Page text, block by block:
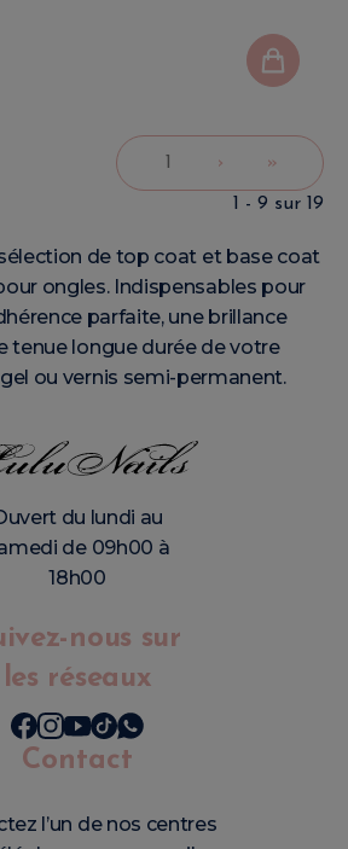
› »
1 - 9 sur 19
de top coat et base coat
ongles. Indispensables pour
parfaite, une brillance
tenue longue durée de votre
ou vernis semi-permanent.
du lundi au
de 09h00 à
18h00
nous sur
les réseaux
Contact
l’un de nos centres